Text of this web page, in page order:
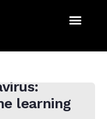
learning